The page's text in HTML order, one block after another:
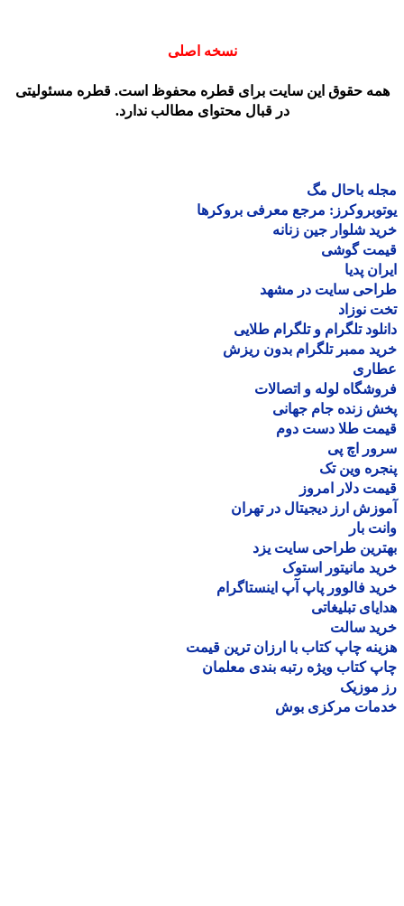
نسخه اصلی
حقوق این سایت برای قطره محفوظ است. قطره مسئولیتی
در قبال محتوای مطالب ندارد.
باحال مگ
مرجع معرفی بروکرها
شلوار جین زنانه
گوشی
پدیا
سایت در مشهد
نوزاد
تلگرام و تلگرام طلایی
ممبر تلگرام بدون ریزش
لوله و اتصالات
زنده جام جهانی
طلا دست دوم
اچ پی
وین تک
دلار امروز
ارز دیجیتال در تهران
بار
طراحی سایت یزد
مانیتور استوک
فالوور پاپ آپ اینستاگرام
تبلیغاتی
سالت
چاپ کتاب با ارزان ترین قیمت
کتاب ویژه رتبه بندی معلمان
موزیک
مرکزی بوش